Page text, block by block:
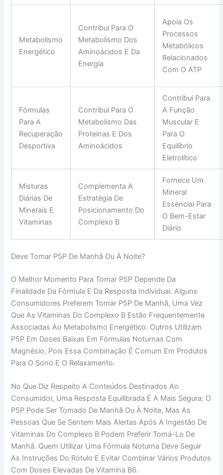
Metabolismo
Energético
Contribui Para O
Metabolismo Dos
Aminoácidos E Da
Energia
Apoia Os
Processos
Metabólicos
Relacionados
Com O ATP
Fórmulas
Para A
Recuperação
Desportiva
Contribui Para O
Metabolismo Das
Proteínas E Dos
Aminoácidos
Contribui Para
A Função
Muscular E
Para O
Equilíbrio
Eletrolítico
Misturas
Diárias De
Minerais E
Vitaminas
Complementa A
Estratégia De
Posicionamento Do
Complexo B
Fornece Um
Mineral
Essencial Para
O Bem-Estar
Diário
Deve Tomar P5P De Manhã Ou À Noite?
O Melhor Momento Para Tomar P5P Depende Da
Finalidade Da Fórmula E Da Resposta Individual. Alguns
Consumidores Preferem Tomar P5P De Manhã, Uma Vez
Que As Vitaminas Do Complexo B Estão Frequentemente
Associadas Ao Metabolismo Energético. Outros Utilizam
P5P Em Doses Baixas Em Fórmulas Noturnas Com
Magnésio, Pois Essa Combinação É Comum Em Produtos
Para O Sono E O Relaxamento.
No Que Diz Respeito A Conteúdos Destinados Ao
Consumidor, Uma Resposta Equilibrada É A Mais Segura: O
P5P Pode Ser Tomado De Manhã Ou À Noite, Mas As
Pessoas Que Se Sentem Mais Alertas Após A Ingestão De
Vitaminas Do Complexo B Podem Preferir Tomá-Lo De
Manhã. Quem Utilizar Uma Fórmula Noturna Deve Seguir
As Instruções Do Rótulo E Evitar Combinar Vários Produtos
Com Doses Elevadas De Vitamina B6.